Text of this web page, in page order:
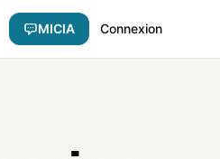
MICIA Connexion